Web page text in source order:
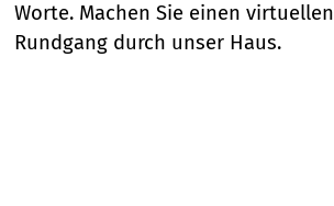
Worte. Machen Sie einen virtuellen
Rundgang durch unser Haus.